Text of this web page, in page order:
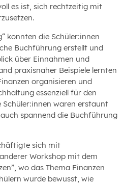
es ist, sich rechtzeitig mit
konnten die Schüler:innen
Buchführung erstellt und
über Einnahmen und
praxisnaher Beispiele lernten
organisieren und
essenziell für den
Schüler:innen waren erstaunt
spannend die Buchführung
sich mit
Workshop mit dem
wo das Thema Finanzen
wurde bewusst, wie